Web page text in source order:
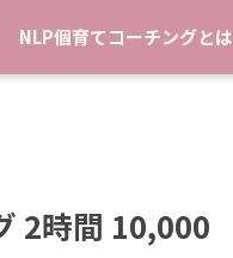
NLP個育てコーチングとは
2時間 10,000